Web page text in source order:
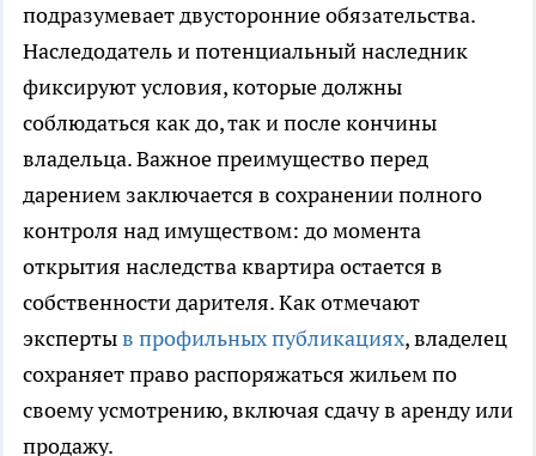
подразумевает двусторонние обязательства.
Наследодатель и потенциальный наследник
фиксируют условия, которые должны
соблюдаться как до, так и после кончины
владельца. Важное преимущество перед
дарением заключается в сохранении полного
контроля над имуществом: до момента
открытия наследства квартира остается в
собственности дарителя. Как отмечают
экспертыв профильных публикациях, владелец
сохраняет право распоряжаться жильем по
своему усмотрению, включая сдачу в аренду или
продажу.